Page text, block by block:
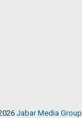
Jabar Media Group